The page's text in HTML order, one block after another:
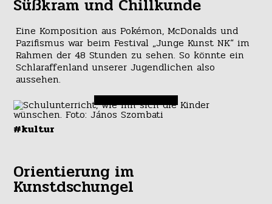
Süßkram und Chillkunde
Eine Komposition aus Pokémon, McDonalds und
Pazifismus war beim Festival „Junge Kunst NK“ im
Rahmen der 48 Stunden zu sehen. So könnte ein
Schlaraffenland unserer Jugendlichen also
aussehen.
#kultur
Orientierung im
Kunstdschungel